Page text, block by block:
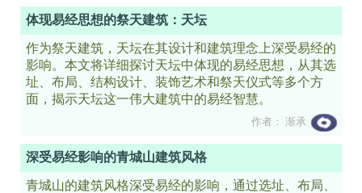
体现易经思想的祭天建筑：天坛
作为祭天建筑，天坛在其设计和建筑理念上深受易经的
影响。本文将详细探讨天坛中体现的易经思想，从其选
址、布局、结构设计、装饰艺术和祭天仪式等多个方
面，揭示天坛这一伟大建筑中的易经智慧。
作者： 渐承
深受易经影响的青城山建筑风格
青城山的建筑风格深受易经的影响，通过选址、布局、